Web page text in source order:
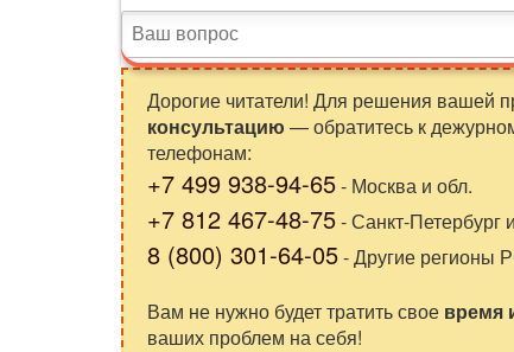
Дорогие читатели! Для решения вашей
консультацию — обратитесь к
телефонам:
+7 499 938-94-65- Москва и обл.
+7 812 467-48-75- Санкт-Петербург
8 (800) 301-64-05- Другие регионы
Вам не нужно будет тратить свое время
ваших проблем на себя!